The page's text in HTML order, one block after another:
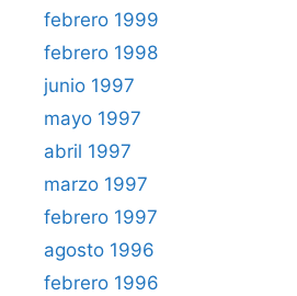
febrero 1999
febrero 1998
junio 1997
mayo 1997
abril 1997
marzo 1997
febrero 1997
agosto 1996
febrero 1996